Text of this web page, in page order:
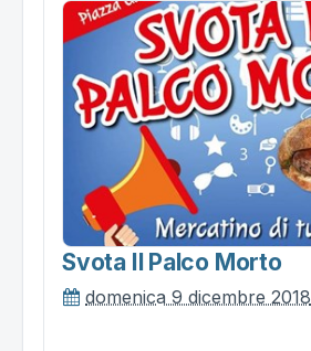
Svota Il Palco Morto
domenica 9 dicembre 2018